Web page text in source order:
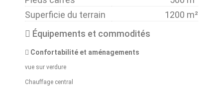
Superficie du terrain
1200 m²
Équipements et commodités
Confortabilité et aménagements
vue sur verdure
Chauffage central